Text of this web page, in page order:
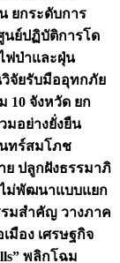
ยกระดับการ
นย์ปฏิบัติการโด
ฟป่าและฝุ่น
จัยรับมืออุทกภัย
10 จังหวัด ยก
มอย่างยั่งยืน
ทร์สมโภช
ปลูกฝังธรรมาภิ
ไม่พัฒนาแบบแยก
รมสำคัญ วางภาค
มือง เศรษฐกิจ
พลิกโฉม